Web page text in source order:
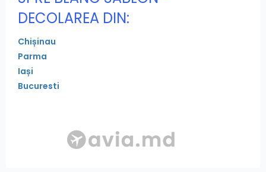
DECOLAREA DIN:
Chișinau
Parma
Iași
Bucuresti